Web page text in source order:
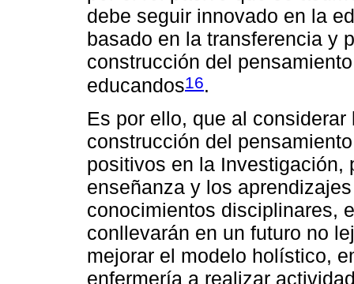
debe seguir innovado en la
basado en la transferencia y
construcción del
educandos16.
Es por ello, que al
construcción del
positivos en la Investigación,
enseñanza y los
conocimientos disciplinares,
conllevarán en un futuro no
mejorar el modelo holístico,
enfermería a realizar